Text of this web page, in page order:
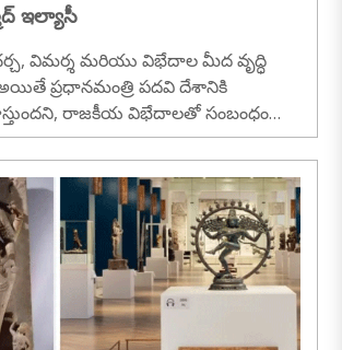
ఇల్యాసీ
విమర్శ మరియు విభేదాల మీద వృద్ధి
అయితే ప్రధానమంత్రి పదవి దేశానికి
రాజకీయ విభేదాలతో సంబంధం